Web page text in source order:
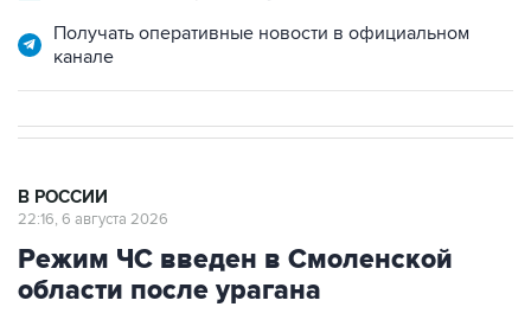
Получать оперативные новости в официальном
канале
В РОССИИ
22:16, 6 августа 2026
Режим ЧС введен в Смоленской
области после урагана